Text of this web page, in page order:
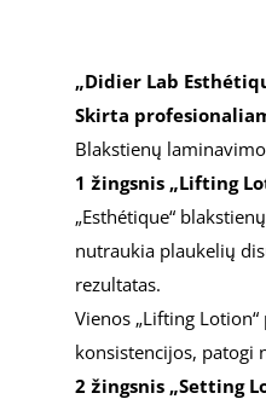
„Didier Lab
Skirta
Blakstienų
1 žingsnis „Lifting
„Esthétique“
nutraukia plaukelių
rezultatas.
Vienos „Lifting
konsistencijos, patogi
2 žingsnis „Setting